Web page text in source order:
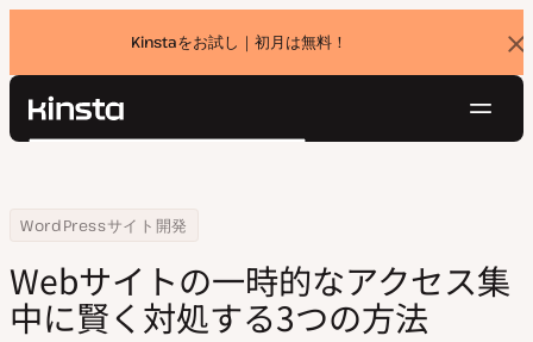
Kinstaをお試し｜初月は無料！
バ
ナ
Kinsta®
ョ
価格設定
お問い合わせ
検
Home
リソースセンター
WordPressサイト開発
Webサイトの一時的なアクセス集中に賢く対処する3つの方法
Webサイトの一時的なアクセス集
中に賢く対処する3つの方法